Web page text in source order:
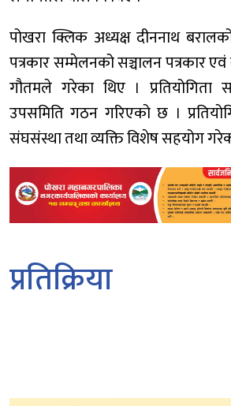
पोखरा क्लिक अध्यक्ष दीननाथ
पत्रकार सम्मेलनको सञ्चालन पत्रकार
गौतमले गरेका थिए । प्रतियोगिता
उपसमिति गठन गरिएको छ ।
संघसंस्था तथा व्यक्ति विशेष सहयोग
प्रतिक्रिया